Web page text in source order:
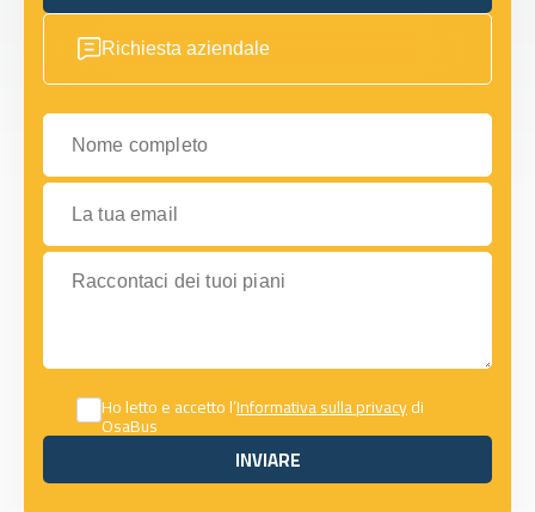
Richiesta aziendale
Nome completo
La tua email
Raccontaci dei tuoi piani
Ho letto e accetto l’Informativa sulla privacydi
OsaBus
INVIARE
INVIARE